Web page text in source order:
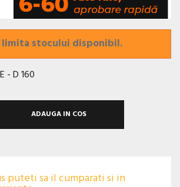
limita stocului disponibil.
- D 160
ADAUGA IN COS
puteti sa il cumparati si in